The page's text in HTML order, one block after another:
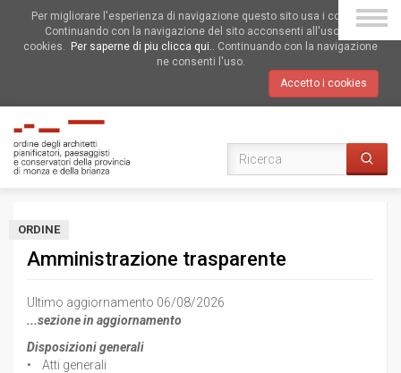
Per migliorare l'esperienza di navigazione questo sito usa i cookies.
Continuando con la navigazione del sito acconsenti all'uso dei
cookies.
Per saperne di piu clicca qui.. Continuando con la navigazione
ne consenti l'uso.
Accetto i cookies
ORDINE
Amministrazione trasparente
Ultimo aggiornamento 06/08/2026
...sezione in aggiornamento
Disposizioni generali
• Atti generali